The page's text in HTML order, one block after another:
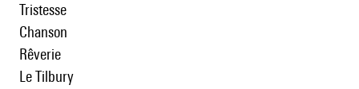
Tristesse
Chanson
Rêverie
Le Tilbury